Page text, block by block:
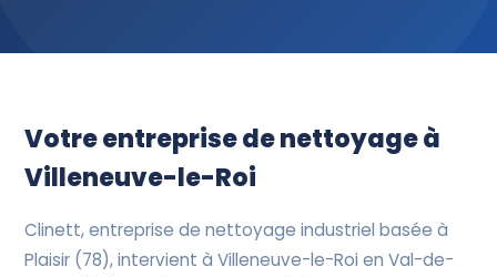
Devis Gratuit
Votre entreprise de nettoyage à
Villeneuve-le-Roi
Clinett, entreprise de nettoyage industriel basée à
Plaisir (78), intervient à Villeneuve-le-Roi en Val-de-